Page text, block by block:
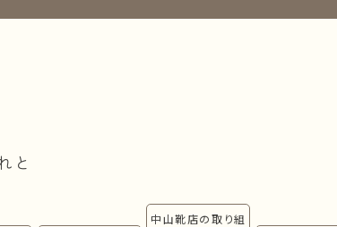
と
中山靴店の取り組